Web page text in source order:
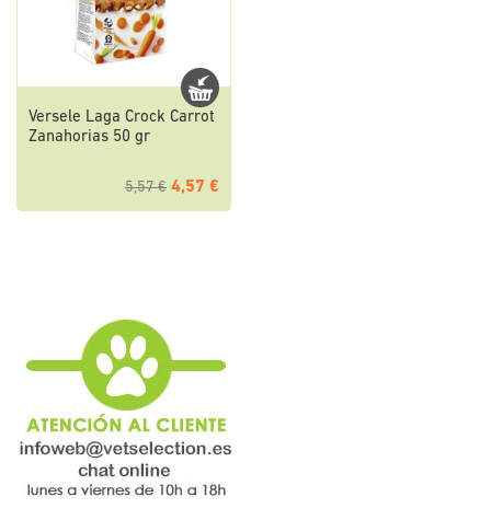
Versele Laga Crock Carrot
Zanahorias 50 gr
5,57 € 4,57 €